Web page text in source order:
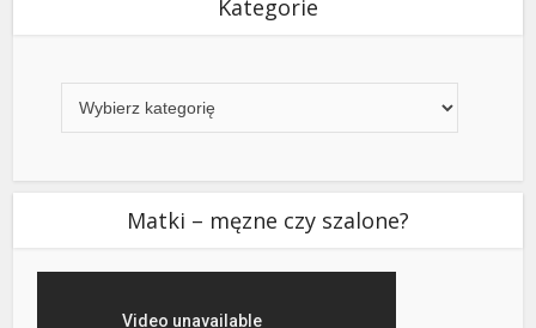
Kategorie
Matki – męzne czy szalone?